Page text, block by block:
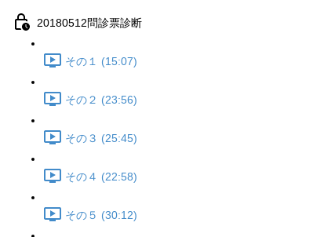
20180512問診票診断
その１ (15:07)
その２ (23:56)
その３ (25:45)
その４ (22:58)
その５ (30:12)